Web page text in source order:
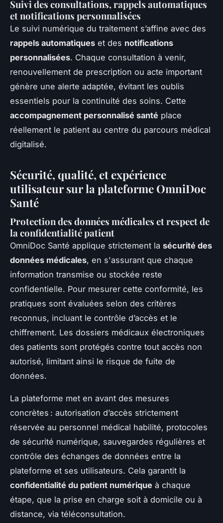
Suivi des consultations, rappels automatiques
et notifications personnalisées
Le suivi numérique du traitement s’affine avec des
rappels automatiques et des notifications
personnalisées. Chaque consultation à venir,
renouvellement de prescription ou acte important
génère une alerte adaptée, évitant les oublis
essentiels pour la continuité des soins. Cette
accompagnement personnalisé santé place
réellement le patient au centre du parcours médical
digitalisé.
Sécurité, qualité, et expérience
utilisateur sur la plateforme OmniDoc
Santé
Protection des données médicales et respect de
la confidentialité patient
OmniDoc Santé applique strictement la sécurité des
données médicales, en s'assurant que chaque
information transmise ou stockée reste
confidentielle. Pour mesurer cette conformité, les
pratiques sont évaluées selon des critères
reconnus, incluant le contrôle d’accès et le
chiffrement. Les dossiers médicaux électroniques
des patients sont protégés contre tout accès non
autorisé, limitant ainsi le risque de fuite de
données.
La plateforme met en avant des mesures
concrètes : autorisation d’accès strictement
réservée au personnel médical habilité, protocoles
de sécurité numérique, sauvegardes régulières et
contrôle des échanges de données entre la
plateforme et ses utilisateurs. Cela garantit la
confidentialité du patient numérique à chaque
étape, que la prise en charge soit à domicile ou à
distance, via téléconsultation.